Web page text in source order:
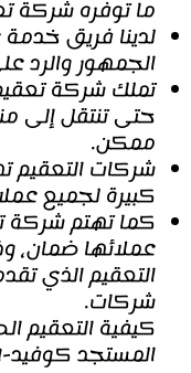
ما توفره شركة
لدينا فريق
الجمهور والرد
تملك شركة
حتى تنتقل إلى
ممكن.
شركات التعقيم
كبيرة لجميع
كما تهتم شركة
عملائها ضمان،
التعقيم الذي
شركات.
كيفية التعقيم
المستجد كوفيد-١٩